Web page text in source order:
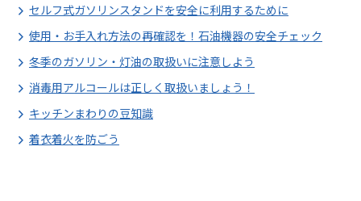
セルフ式ガソリンスタンドを安全に利用するために
使用・お手入れ方法の再確認を！石油機器の安全チェック
冬季のガソリン・灯油の取扱いに注意しよう
消毒用アルコールは正しく取扱いましょう！
キッチンまわりの豆知識
着衣着火を防ごう